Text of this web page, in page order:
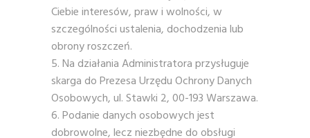
Ciebie interesów, praw i wolności, w
szczególności ustalenia, dochodzenia lub
obrony roszczeń.
Na działania Administratora przysługuje
skarga do Prezesa Urzędu Ochrony Danych
Osobowych, ul. Stawki 2, 00-193 Warszawa.
Podanie danych osobowych jest
dobrowolne, lecz niezbędne do obsługi